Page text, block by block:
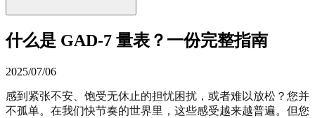
什么是 GAD-7 量表？一份完整指南
2025/07/06
感到紧张不安、饱受无休止的担忧困扰，或者难以放松？您并
不孤单。在我们快节奏的世界里，这些感受越来越普遍。但您